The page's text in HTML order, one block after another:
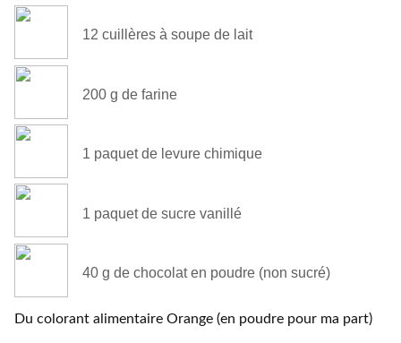
12 cuillères à soupe de lait
200 g de farine
1 paquet de levure chimique
1 paquet de sucre vanillé
40 g de chocolat en poudre (non sucré)
Du colorant alimentaire Orange (en poudre pour ma part)